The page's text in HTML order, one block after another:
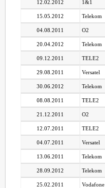
12.02.2012 1&1
15.05.2012 Telekom
04.08.2011 O2
20.04.2012 Telekom
09.12.2011 TELE2
29.08.2011 Versatel
30.06.2012 Telekom
08.08.2011 TELE2
21.12.2011 O2
12.07.2011 TELE2
04.07.2011 Versatel
13.06.2011 Telekom
28.09.2012 Telekom
25.02.2011 Vodafone